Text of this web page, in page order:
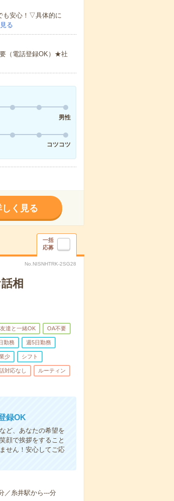
も安心！▽具体的に
る
（電話登録OK）★社
男性
コツコツ
しく見る
一括
応募
No.NISNHTRK-2SG28
相
友達と一緒OK OA不要
勤務 週5日勤務
少 シフト
対応なし ルーティン
録OK
ど、あなたの希望を
顔で挨拶をすること
せん！安心してご応
／糸井駅から---分